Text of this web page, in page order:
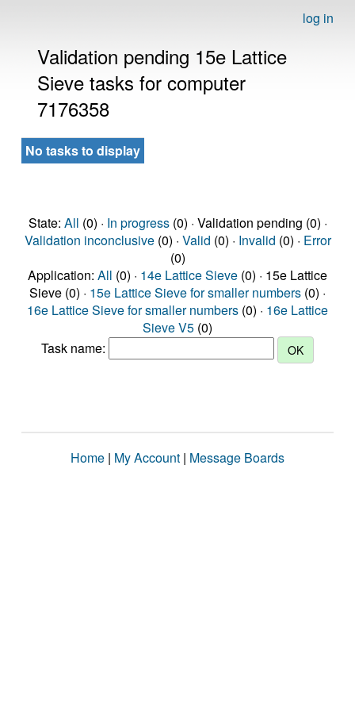
log in
Validation pending 15e Lattice
Sieve tasks for computer
7176358
No tasks to display
State: All (0) · In progress(0) · Validation pending (0) ·
Validation inconclusive(0) · Valid (0) · Invalid (0) · Error
(0)
Application: All (0) · 14e Lattice Sieve (0) · 15e Lattice
Sieve (0) · 15e Lattice Sieve for smaller numbers (0) ·
16e Lattice Sieve for smaller numbers (0) · 16e Lattice
Sieve V5 (0)
Task name:
Home | My Account | Message Boards